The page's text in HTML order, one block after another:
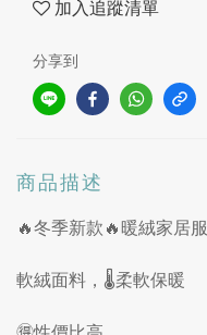
加入追蹤清單
分享到
商品描述
🔥冬季新款🔥暖絨家居服
軟絨面料，🌡柔軟保暖